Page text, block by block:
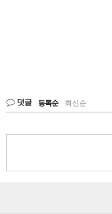
댓글 등록순 최신순